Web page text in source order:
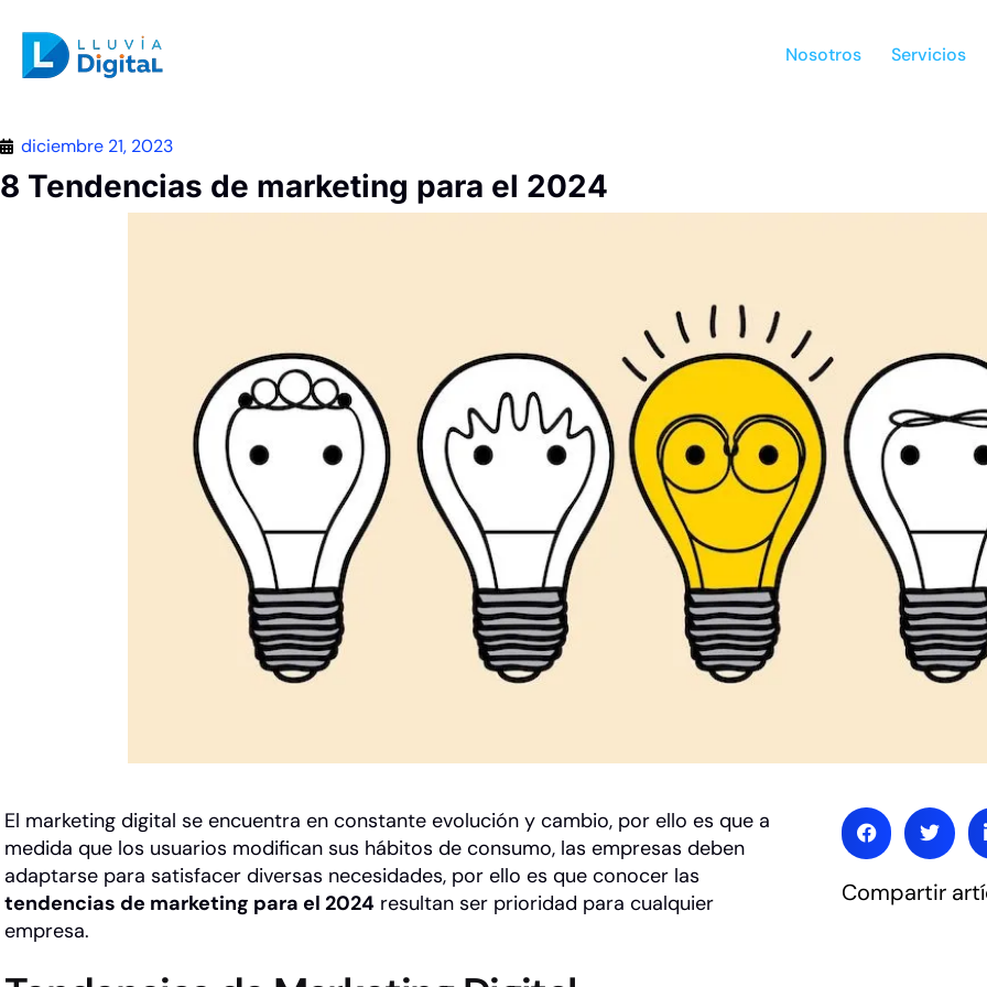
Nosotros Servicios
diciembre 21, 2023
8 Tendencias de marketing para el 2024
El marketing digital se encuentra en constante evolución y cambio, por ello es que a
medida que los usuarios modifican sus hábitos de consumo, las empresas deben
adaptarse para satisfacer diversas necesidades, por ello es que conocer las
tendencias de marketing para el 2024 resultan ser prioridad para cualquier
empresa.
Compartir